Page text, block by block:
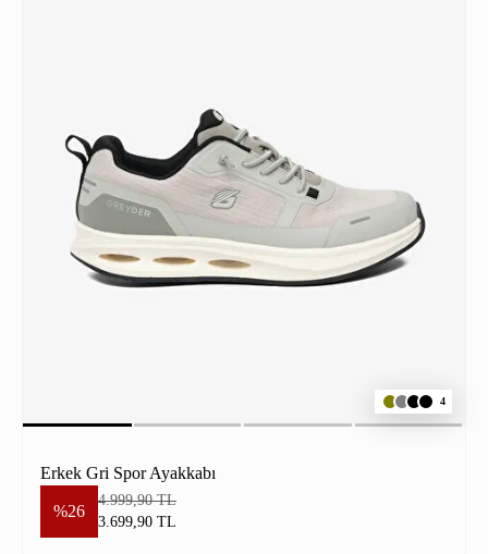
4
Erkek Gri Spor Ayakkabı
%26
4.999,90 TL
3.699,90 TL